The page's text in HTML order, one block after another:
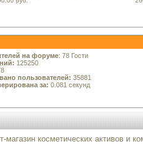
на форуме: 78 Гости
125250
пользователей: 35881
за: 0.081 секунд
магазин косметических активов и